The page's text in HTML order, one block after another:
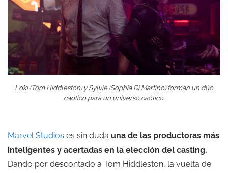
Loki (Tom Hiddleston) y Sylvie (Sophia Di Martino) forman un dúo
caótico para un universo caótico.
Marvel Studios es sin duda una de las productoras más
inteligentes y acertadas en la elección del casting.
Dando por descontado a Tom Hiddleston, la vuelta de